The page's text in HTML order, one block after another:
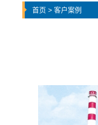
首页 > 客户案例